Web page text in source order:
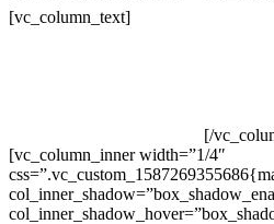
[vc_column_text]
[/
[vc_column_inner width=”1/4″